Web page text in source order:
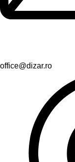
office@dizar.ro